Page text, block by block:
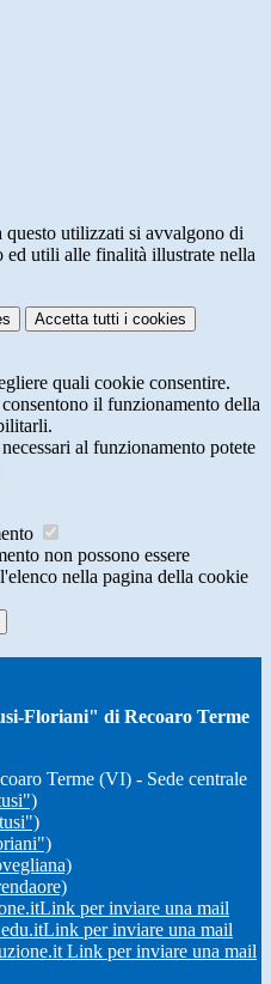
utilizzati si avvalgono di
ed utili alle finalità illustrate nella
Accetta tutti i cookies
quali cookie consentire.
il funzionamento della
al funzionamento potete
non possono essere
nella pagina della cookie
Floriani" di Recoaro Terme
Terme (VI) - Sede centrale
Link per inviare una mail
Link per inviare una mail
Link per inviare una mail